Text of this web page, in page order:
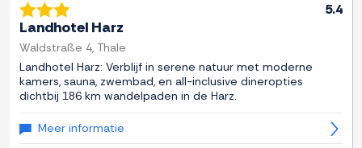
5.4
Landhotel Harz
Waldstraße 4, Thale
Landhotel Harz: Verblijf in serene natuur met moderne
kamers, sauna, zwembad, en all-inclusive dineropties
dichtbij 186 km wandelpaden in de Harz.
Meer informatie